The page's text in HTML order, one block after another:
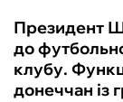
Президент
до
клубу.
донеччан із